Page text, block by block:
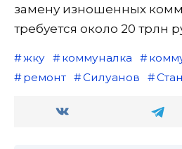
замену изношенных
требуется около 20 трлн
жку коммуналка
ремонт
Силуанов